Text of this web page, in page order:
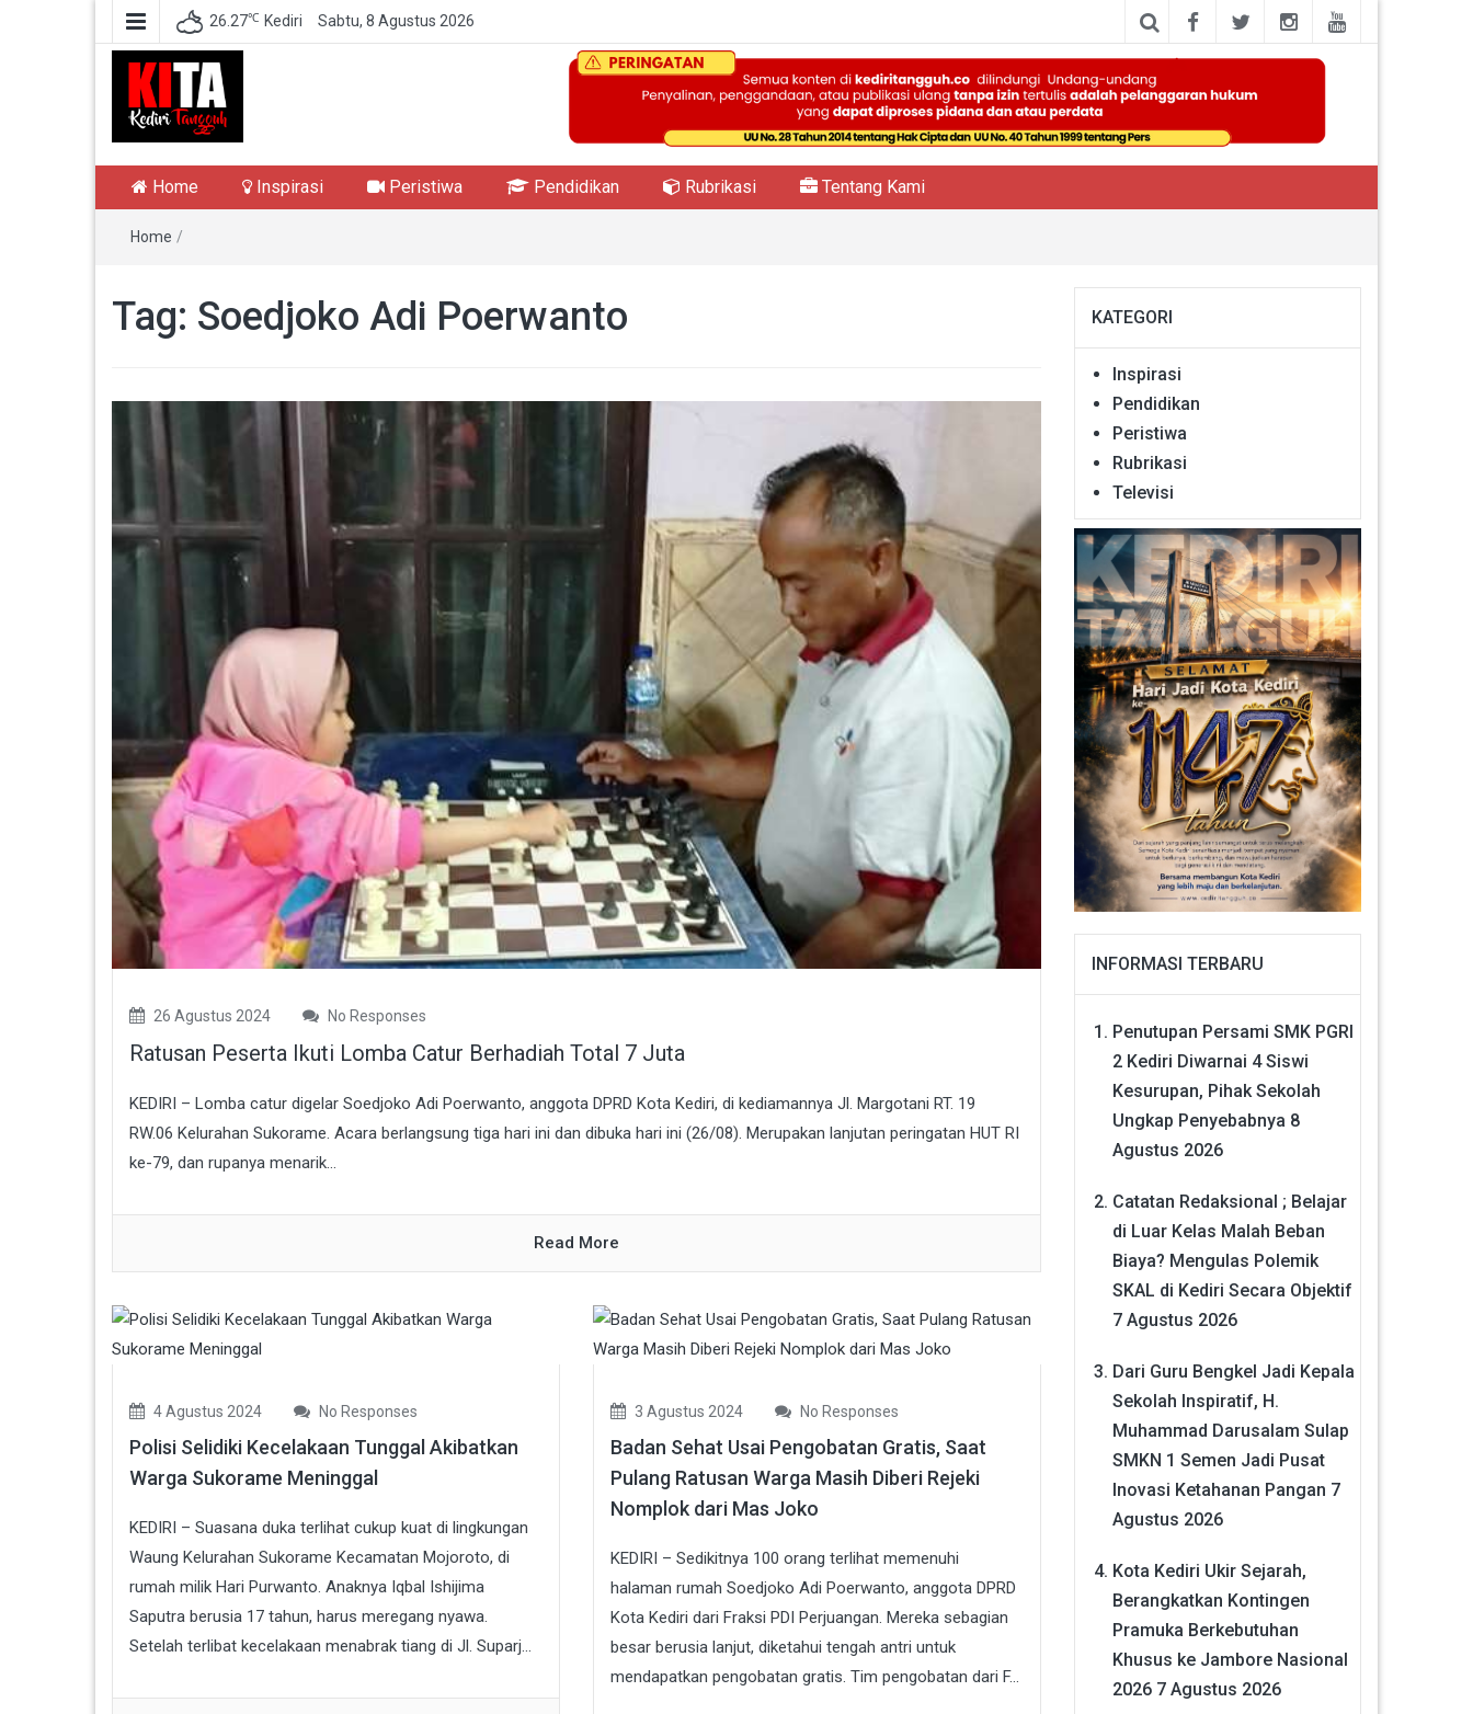
26.27℃ Kediri Sabtu, 8 Agustus 2026
Kediri Tangguh
Home Inspirasi Peristiwa Pendidikan Rubrikasi Tentang Kami
Home /
Tag: Soedjoko Adi Poerwanto
26 Agustus 2024 No Responses
Ratusan Peserta Ikuti Lomba Catur Berhadiah Total 7 Juta
KEDIRI – Lomba catur digelar Soedjoko Adi Poerwanto, anggota DPRD Kota Kediri, di kediamannya Jl. Margotani RT. 19
RW.06 Kelurahan Sukorame. Acara berlangsung tiga hari ini dan dibuka hari ini (26/08). Merupakan lanjutan peringatan HUT RI
ke-79, dan rupanya menarik...
Read More
4 Agustus 2024 No Responses
Polisi Selidiki Kecelakaan Tunggal Akibatkan
Warga Sukorame Meninggal
KEDIRI – Suasana duka terlihat cukup kuat di lingkungan
Waung Kelurahan Sukorame Kecamatan Mojoroto, di
rumah milik Hari Purwanto. Anaknya Iqbal Ishijima
Saputra berusia 17 tahun, harus meregang nyawa.
Setelah terlibat kecelakaan menabrak tiang di Jl. Suparj...
3 Agustus 2024 No Responses
Badan Sehat Usai Pengobatan Gratis, Saat
Pulang Ratusan Warga Masih Diberi Rejeki
Nomplok dari Mas Joko
KEDIRI – Sedikitnya 100 orang terlihat memenuhi
halaman rumah Soedjoko Adi Poerwanto, anggota DPRD
Kota Kediri dari Fraksi PDI Perjuangan. Mereka sebagian
besar berusia lanjut, diketahui tengah antri untuk
mendapatkan pengobatan gratis. Tim pengobatan dari F...
KATEGORI
Inspirasi
Pendidikan
Peristiwa
Rubrikasi
Televisi
INFORMASI TERBARU
Penutupan Persami SMK PGRI
2 Kediri Diwarnai 4 Siswi
Kesurupan, Pihak Sekolah
Ungkap Penyebabnya 8
Agustus 2026
Catatan Redaksional ; Belajar
di Luar Kelas Malah Beban
Biaya? Mengulas Polemik
SKAL di Kediri Secara Objektif
7 Agustus 2026
Dari Guru Bengkel Jadi Kepala
Sekolah Inspiratif, H.
Muhammad Darusalam Sulap
SMKN 1 Semen Jadi Pusat
Inovasi Ketahanan Pangan 7
Agustus 2026
Kota Kediri Ukir Sejarah,
Berangkatkan Kontingen
Pramuka Berkebutuhan
Khusus ke Jambore Nasional
2026 7 Agustus 2026